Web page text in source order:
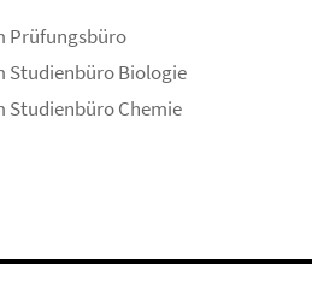
Prüfungsbüro
Studienbüro Biologie
Studienbüro Chemie